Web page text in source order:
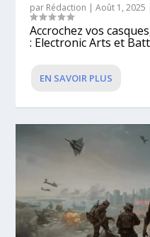
par Rédaction |Août 1, 2025
Accrochez vos
: Electronic Arts et
EN SAVOIR PLUS